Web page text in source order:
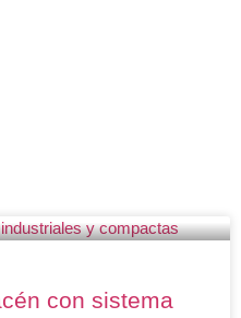
con sistema